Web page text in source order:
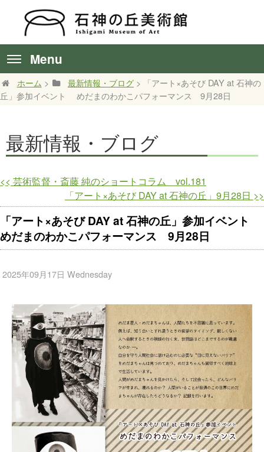
Menu
ホーム > 最新情報・ブログ > 「アート×あそび DAY at 石神の
丘」参加イベント めだまのわかこパフォーマンス 9月28日
最新情報・ブログ
<< 芸術監督・斎藤 純のショートコラム vol.181
「アート×あそび DAY at 石神の丘」9月28日 >>
「アート×あそび DAY at 石神の丘」参加イベント
めだまのわかこパフォーマンス 9月28日
2025年09月17日 Wednesday